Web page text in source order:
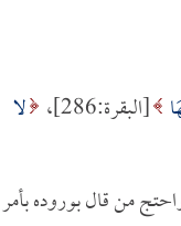
[البقرة:286]،
لا
من قال بوروده